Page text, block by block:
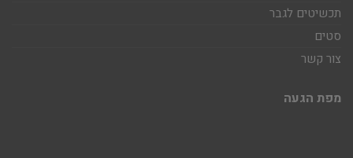
תכשיטים לגבר
סטים
צור קשר
מפת הגעה